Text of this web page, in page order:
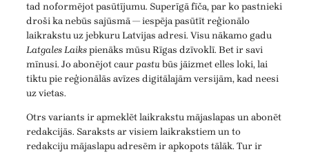
tad noformējot pasūtījumu. Superīgā fīča, par ko pastnieki
droši ka nebūs sajūsmā — iespēja pasūtīt reģionālo
laikrakstu uz jebkuru Latvijas adresi. Visu nākamo gadu
Latgales Laikspienāks mūsu Rīgas dzīvoklī. Bet ir savi
mīnusi. Jo abonējot caurpastubūs jāizmet elles loki, lai
tiktu pie reģionālās avīzes digitālajām versijām, kad neesi
uz vietas.
Otrs variants ir apmeklēt laikrakstu mājaslapas un abonēt
redakcijās. Saraksts ar visiem laikrakstiem un to
redakciju mājaslapu adresēm ir apkopots tālāk. Tur ir